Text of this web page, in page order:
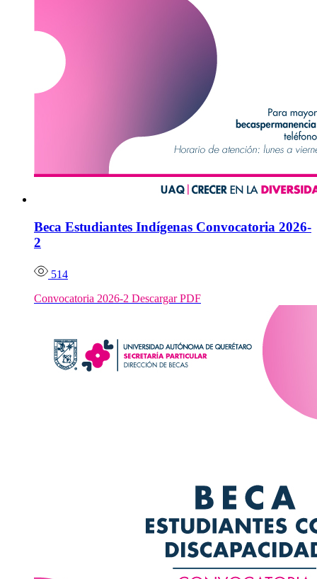
Beca Estudiantes Indígenas Convocatoria 2026-
2
514
Convocatoria 2026-2 Descargar PDF